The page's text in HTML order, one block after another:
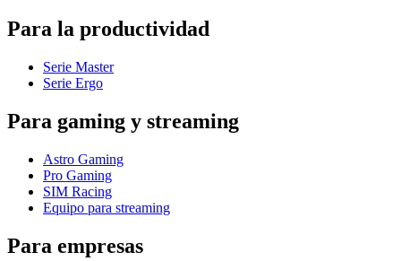
Para la productividad
Serie Master
Serie Ergo
Para gaming y streaming
Astro Gaming
Pro Gaming
SIM Racing
Equipo para streaming
Para empresas